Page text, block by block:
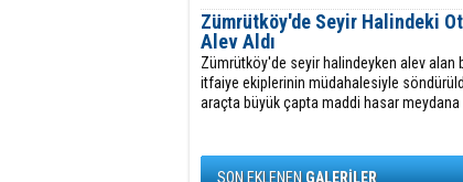
Zümrütköy'de Seyir Halindeki
Alev Aldı
Zümrütköy'de seyir halindeyken alev alan
itfaiye ekiplerinin müdahalesiyle
araçta büyük çapta maddi hasar meydana
SON EKLENENGALERİLER